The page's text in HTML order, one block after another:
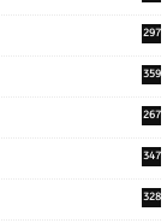
297
359
267
347
328